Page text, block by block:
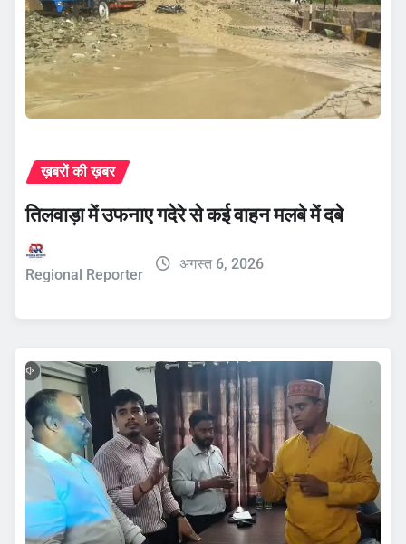
ख़बरों की ख़बर
तिलवाड़ा में उफनाए गदेरे से कई वाहन मलबे में दबे
Regional Reporter
अगस्त 6, 2026